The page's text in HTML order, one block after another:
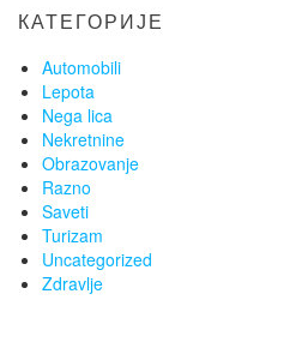
КАТЕГОРИЈЕ
Automobili
Lepota
Nega lica
Nekretnine
Obrazovanje
Razno
Saveti
Turizam
Uncategorized
Zdravlje